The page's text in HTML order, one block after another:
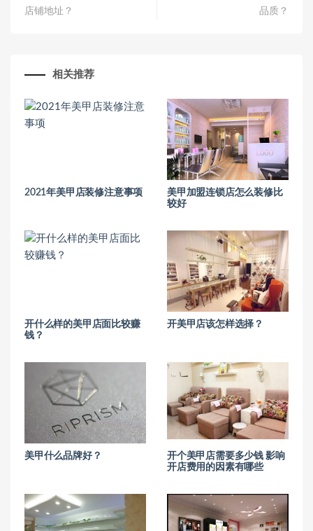
店铺地址？
品质？
相关推荐
2021年美甲店装修注意事项
美甲加盟连锁店怎么装修比
较好
开什么样的美甲店面比较赚
钱？
开美甲店该怎样选择？
美甲什么品牌好？
开个美甲店需要多少钱 影响
开店费用的因素有哪些